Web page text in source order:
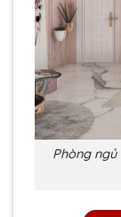
Phòng